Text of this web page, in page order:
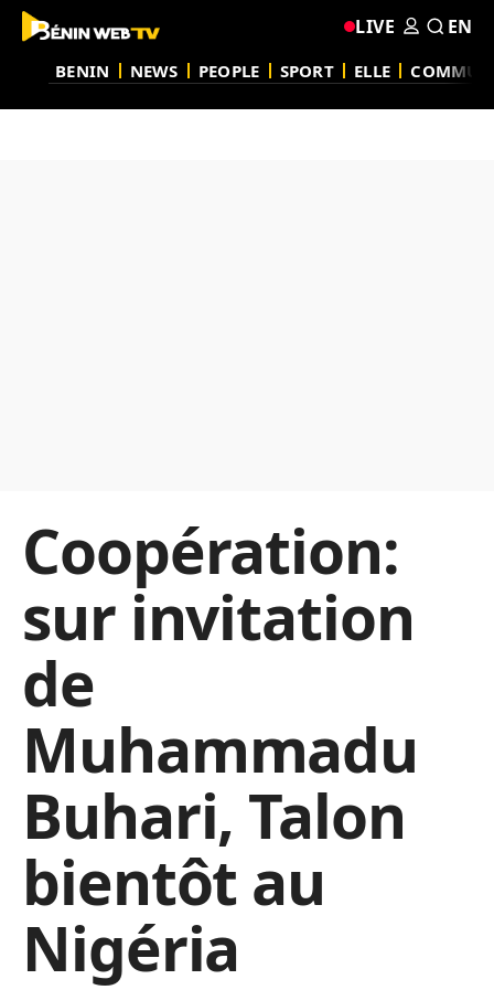
BENIN NEWS PEOPLE SPORT ELLE
LIVE EN
Coopération:
sur invitation
de
Muhammadu
Buhari, Talon
bientôt au
Nigéria